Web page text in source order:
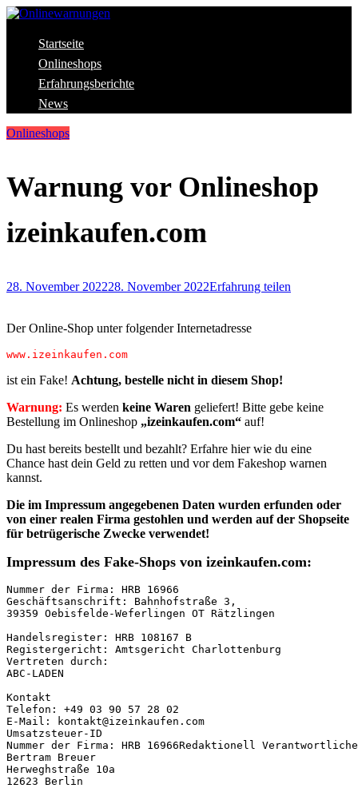
Skip
content
Onlinewarnungen
Aktuelle Warnungen vor Gefahren im Internet
Startseite
Onlineshops
Erfahrungsberichte
News
Onlineshops
Warnung vor Onlineshop
izeinkaufen.com
28. November 202228. November 2022Erfahrung teilen
Der Online-Shop unter folgender Internetadresse
ist ein Fake! Achtung, bestelle nicht in diesem Shop!
Warnung: Es werden keine Waren geliefert! Bitte gebe keine
Bestellung im Onlineshop „izeinkaufen.com“ auf!
Du hast bereits bestellt und bezahlt? Erfahre hier wie du eine
Chance hast dein Geld zu retten und vor dem Fakeshop warnen
kannst.
Die im Impressum angegebenen Daten wurden erfunden oder
von einer realen Firma gestohlen und werden auf der Shopseite
für betrügerische Zwecke verwendet!
Impressum des Fake-Shops von izeinkaufen.com:
Nummer der Firma: HRB 16966
Geschäftsanschrift: Bahnhofstraße 3,
39359 Oebisfelde-Weferlingen OT Rätzlingen
Handelsregister: HRB 108167 B
Registergericht: Amtsgericht Charlottenburg
Vertreten durch:
ABC-LADEN
Kontakt
Telefon: +49 03 90 57 28 02
E-Mail: kontakt@izeinkaufen.com
Umsatzsteuer-ID
Nummer der Firma: HRB 16966Redaktionell
Bertram Breuer
Herweghstraße 10a
12623 Berlin